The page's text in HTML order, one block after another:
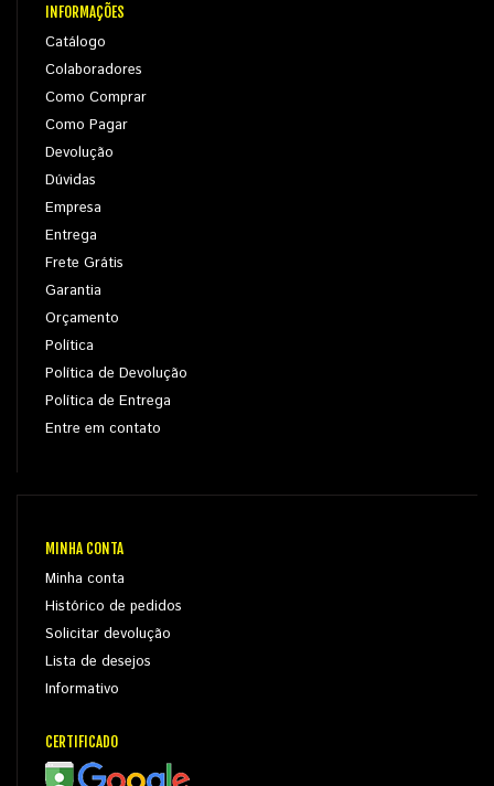
INFORMAÇÕES
Catálogo
Colaboradores
Como Comprar
Como Pagar
Devolução
Dúvidas
Empresa
Entrega
Frete Grátis
Garantia
Orçamento
Política
Política de Devolução
Política de Entrega
Entre em contato
MINHA CONTA
Minha conta
Histórico de pedidos
Solicitar devolução
Lista de desejos
Informativo
CERTIFICADO